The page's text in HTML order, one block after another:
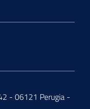
- 06121 Perugia -